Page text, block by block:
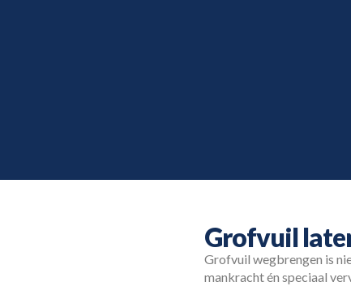
Grofvuil
Grofvuil wegbrengen is
mankracht én speciaal